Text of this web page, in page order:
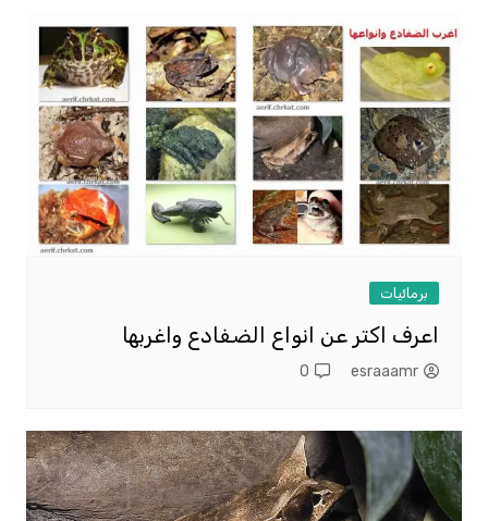
برمائيات
اعرف اكتر عن انواع الضفادع واغربها
esraaamr
0